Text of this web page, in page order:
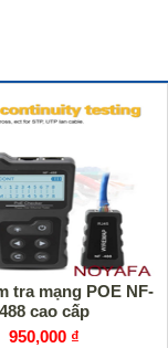
tra mạng POE NF-
488 cao cấp
950,000 ₫